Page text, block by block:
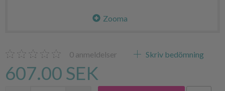
Zooma
0 anmeldelser Skriv bedömning
607.00 SEK